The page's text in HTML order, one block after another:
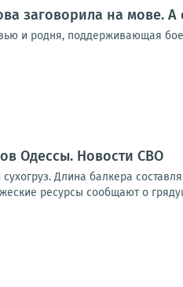
заговорила на мове.
и родня, поддерживающая
Одессы. Новости СВО
Длина балкера
ресурсы сообщают о